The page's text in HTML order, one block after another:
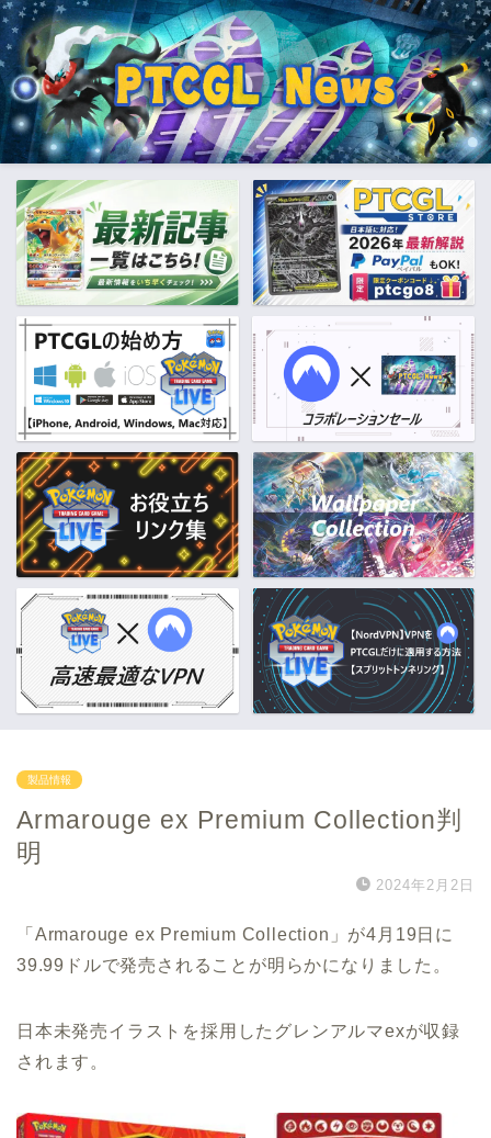
製品情報
Armarouge ex Premium Collection判
明
2024年2月2日
「Armarouge ex Premium Collection」が4月19日に
39.99ドルで発売されることが明らかになりました。
日本未発売イラストを採用したグレンアルマexが収録
されます。